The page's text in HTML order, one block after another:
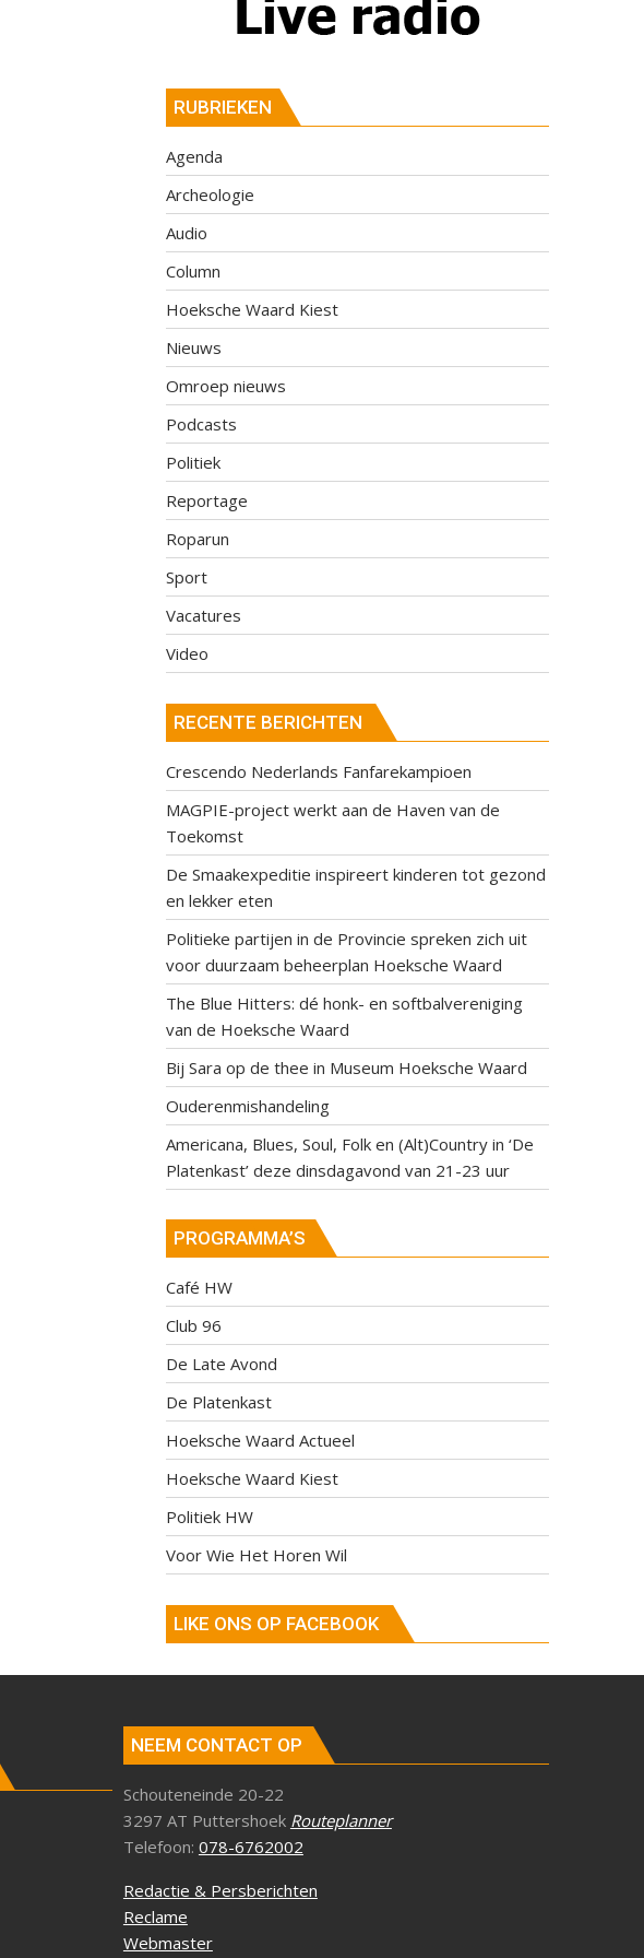
RUBRIEKEN
Agenda
Archeologie
Audio
Column
Hoeksche Waard Kiest
Nieuws
Omroep nieuws
Podcasts
Politiek
Reportage
Roparun
Sport
Vacatures
Video
RECENTE BERICHTEN
Crescendo Nederlands Fanfarekampioen
MAGPIE-project werkt aan de Haven van de
Toekomst
De Smaakexpeditie inspireert kinderen tot gezond
en lekker eten
Politieke partijen in de Provincie spreken zich uit
voor duurzaam beheerplan Hoeksche Waard
The Blue Hitters: dé honk- en softbalvereniging
van de Hoeksche Waard
Bij Sara op de thee in Museum Hoeksche Waard
Ouderenmishandeling
Americana, Blues, Soul, Folk en (Alt)Country in ‘De
Platenkast’ deze dinsdagavond van 21-23 uur
PROGRAMMA’S
Café HW
Club 96
De Late Avond
De Platenkast
Hoeksche Waard Actueel
Hoeksche Waard Kiest
Politiek HW
Voor Wie Het Horen Wil
LIKE ONS OP FACEBOOK
NEEM CONTACT OP
Schouteneinde 20-22
3297 AT Puttershoek Routeplanner
Telefoon: 078-6762002
Redactie & Persberichten
Reclame
Webmaster